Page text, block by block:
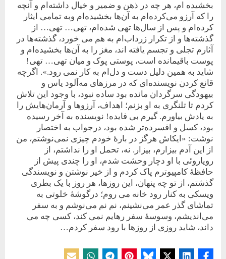
بخشیده ام، هر چه در ذهن و ضمیر و خیال داشته‌ام و آنچه
را که آرزو می‌کرده‌ام به آن‌ها بخشیده‌ام وبه تمامی ایثار
کرده‌ام و پس از سال‌ها تهی شده‌ام، تهی… تهی… از
گذشته‌ها و از تکرار زرداب‌‌ام به هم می خورد، گذشته‌ها در
آثارم تجلی و تجسم یافته اند، مغز را به آن‌ها بخشیده‌ام و
پوست باقیمانده است، پوستی پوک و میان تهی… تهی!
شاید به همین دلیل دست و دل‌ام به کار نمی رود.». اگرچه
قانع کردن نویسنده‌ای که در مرزهای مه‌آلود یاس و
بیهودگی سرگردان مانده بود ساده نبود، با وجود این تلاش
کردم تا تلنگری به او بزنم؛ اهداف، آرزوها و آرمان‌هایش را
به یادش بیاورم. گیرم بی فایده! نویسنده به آخر رسیده
بود، کسل و افسرده‌تر شده بود، درجواب به اختصار
نوشت: «ایکاش هرگز در بارۀ خودم چیزی نمی‌نوشتم، من
از این آدم بیزارم، بیزار. نه، تحمل او را نداشتم، از
رویاروئی با او دچار وحشت ‌شدم، او را چندی پیش از
حافظۀ کامپیوترم پاک کردم و از خیر نوشتن و نویسندگی
گذشتم، از تو چه پنهان، این روزها، هر روز با یک بطری
ویسکی به کنار رود خانه می روم؛ درگوشۀ خلوتی به
تماشای گذر عمر می‌نشینم، نم نم می‌نوشم و به سفر
می‌اندیشم، وسوسۀ سفر رهایم نمی کند، کسی چه می
داند، شاید روزی از روزها با رود سفر کردم…